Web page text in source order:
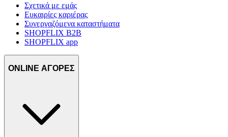
Σχετικά με εμάς
Ευκαιρίες καριέρας
Συνεργαζόμενα καταστήματα
SHOPFLIX B2B
SHOPFLIX app
ONLINE ΑΓΟΡΕΣ